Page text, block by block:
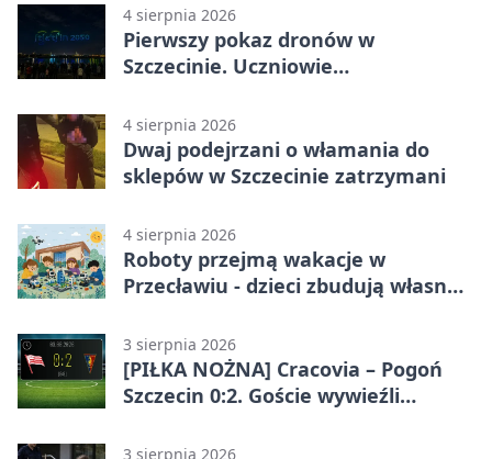
4 sierpnia 2026
Pierwszy pokaz dronów w
Szczecinie. Uczniowie
4 sierpnia 2026
Dwaj podejrzani o włamania do
sklepów w Szczecinie zatrzymani
4 sierpnia 2026
Roboty przejmą wakacje w
Przecławiu - dzieci zbudują własne
3 sierpnia 2026
[PIŁKA NOŻNA] Cracovia – Pogoń
Szczecin 0:2. Goście wywieźli
Ekstraklasy
3 sierpnia 2026